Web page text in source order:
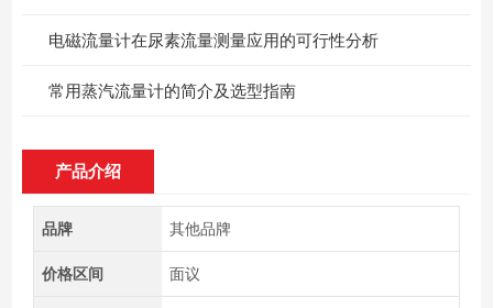
电磁流量计在尿素流量测量应用的可行性分析
常用蒸汽流量计的简介及选型指南
产品介绍
品牌 其他品牌
价格区间 面议